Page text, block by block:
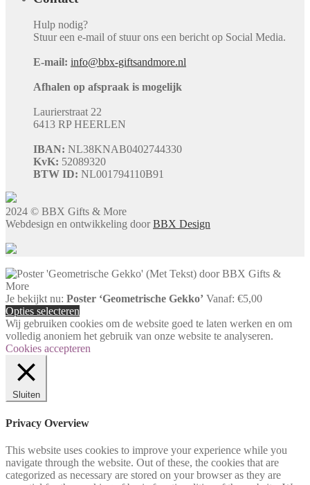
Hulp nodig?
Stuur een e-mail of stuur ons een bericht op Social Media.
E-mail: info@bbx-giftsandmore.nl
Afhalen op afspraak is mogelijk
Laurierstraat 22
6413 RP HEERLEN
IBAN: NL38KNAB0402744330
KvK: 52089320
BTW ID: NL001794110B91
2024 © BBX Gifts & More
Webdesign en ontwikkeling doorBBX Design
Je bekijkt nu: Poster ‘Geometrische Gekko’ Vanaf: €5,00
Opties selecteren
Wij gebruiken cookies om de website goed te laten werken en om
volledig anoniem het gebruik van onze website te analyseren.
Cookies accepteren
Sluiten
Privacy Overview
This website uses cookies to improve your experience while you
navigate through the website. Out of these, the cookies that are
categorized as necessary are stored on your browser as they are